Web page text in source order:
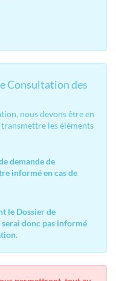
Consultation des
nous devons être en
les éléments
demande de
informé en cas de
le Dossier de
donc pas informé